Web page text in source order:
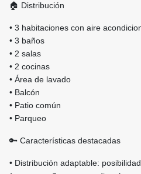
🏠 Distribución
• 3 habitaciones con aire
• 3 baños
• 2 salas
• 2 cocinas
• Área de lavado
• Balcón
• Patio común
• Parqueo
🔑 Características destacadas
• Distribución adaptable: